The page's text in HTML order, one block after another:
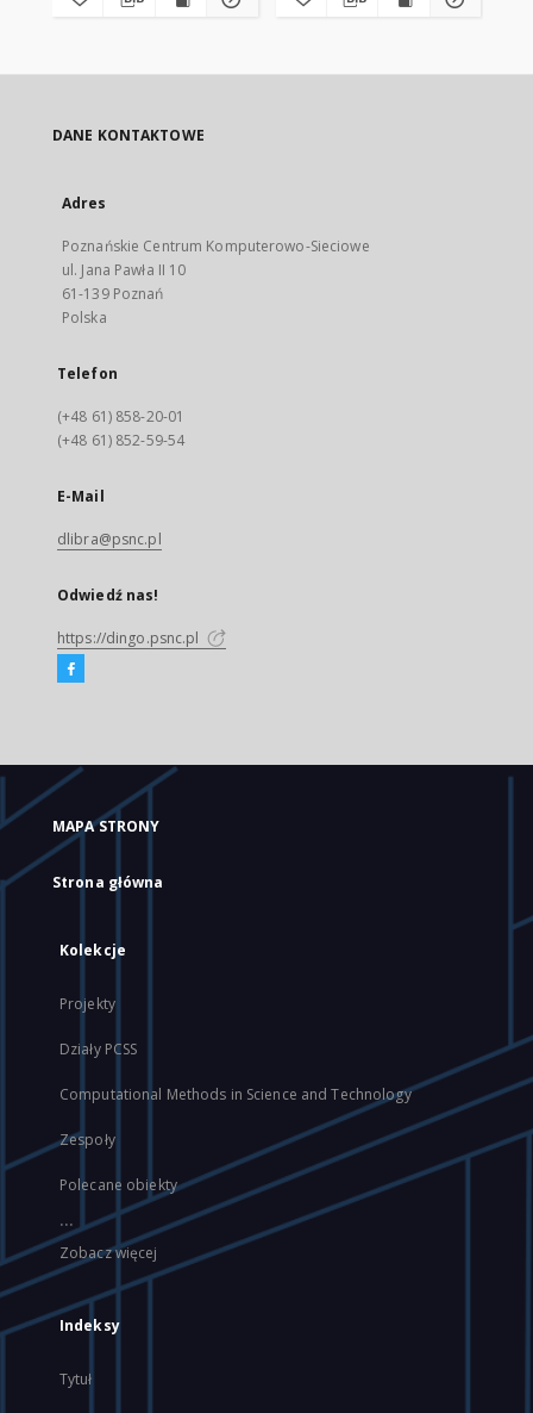
DANE KONTAKTOWE
Adres
Poznańskie Centrum Komputerowo-Sieciowe
ul. Jana Pawła II 10
61-139 Poznań
Polska
Telefon
(+48 61) 858-20-01
(+48 61) 852-59-54
E-Mail
dlibra@psnc.pl
Odwiedź nas!
https://dingo.psnc.pl
MAPA STRONY
Strona główna
Kolekcje
Projekty
Działy PCSS
Computational Methods in Science and Technology
Zespoły
Polecane obiekty
...
Zobacz więcej
Indeksy
Tytuł